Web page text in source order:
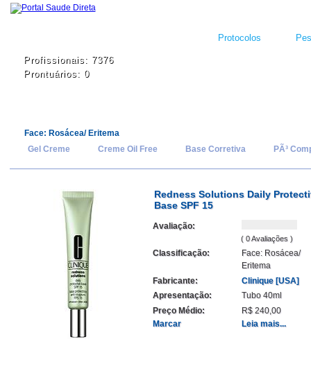
Protocolos
Profissionais: 7376
Prontuários: 0
Face: Rosácea/ Eritema
Gel Creme
Creme Oil Free Base Corretiva PÃ³
Redness Solutions Daily
Base SPF 15
Avaliação:
( 0 Avaliações )
Classificação:
Face: Rosácea/
Eritema
Fabricante:
Clinique [USA]
Apresentação:
Tubo 40ml
Preço Médio:
R$ 240,00
Marcar
Leia mais...